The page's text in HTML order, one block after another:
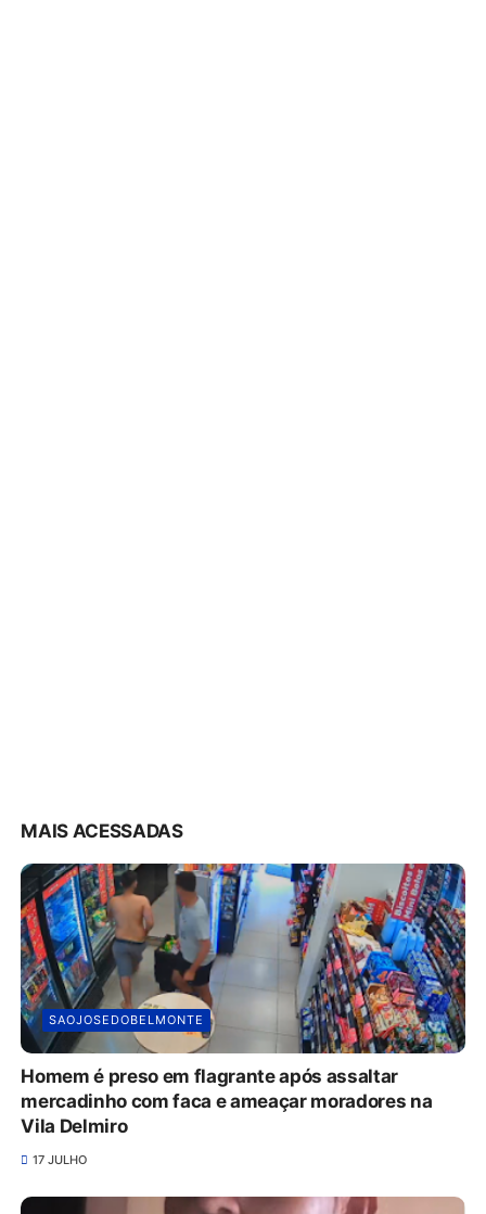
MAIS ACESSADAS
SAOJOSEDOBELMONTE
Homem é preso em flagrante após assaltar
mercadinho com faca e ameaçar moradores na
Vila Delmiro
17 JULHO